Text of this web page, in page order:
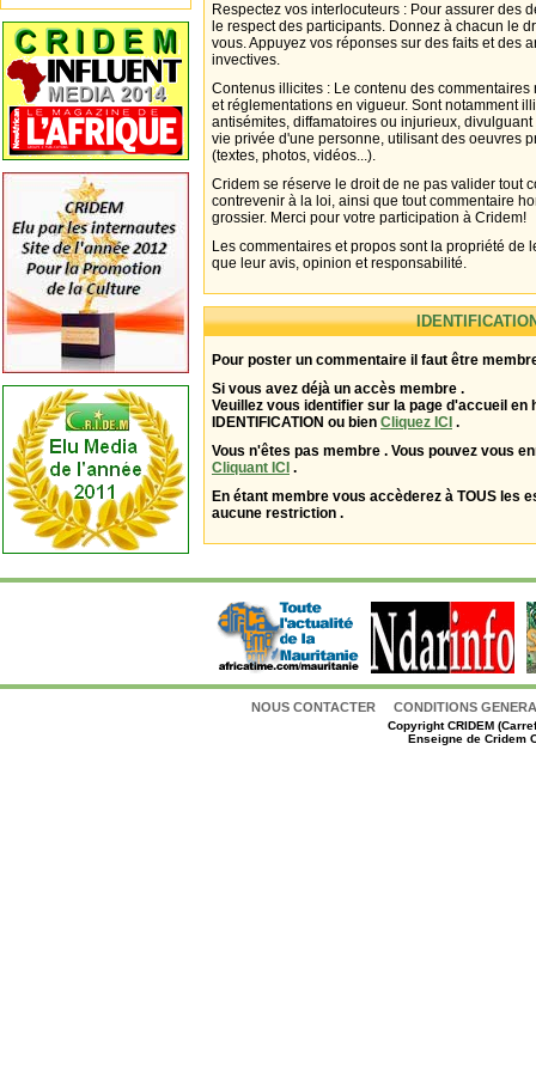
Respectez vos interlocuteurs : Pour assurer des
le respect des participants. Donnez à chacun le
vous. Appuyez vos réponses sur des faits et des
invectives.
Contenus illicites : Le contenu des
et réglementations en vigueur. Sont notamment
antisémites, diffamatoires ou injurieux,
vie privée d'une personne, utilisant des oeuvres
(textes, photos, vidéos...).
Cridem se réserve le droit de ne pas valider tout
contrevenir à la loi, ainsi que tout commentaire
grossier. Merci pour votre participation à Cridem!
Les commentaires et propos sont la propriété de
que leur avis, opinion et responsabilité.
Pour poster un commentaire il faut être
Si vous avez déjà un accès membre .
Veuillez vous identifier sur la page d'accueil en
IDENTIFICATION ou bien Cliquez ICI .
Vous n'êtes pas membre . Vous pouvez vous
Cliquant ICI .
En étant membre vous accèderez à TOUS les
aucune restriction .
NOUS CONTACTER CONDITIONS
CopyrightCRIDEM
Enseigne de Cridem